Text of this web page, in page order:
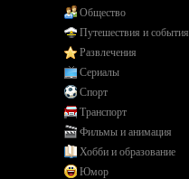
Общество
Путешествия и события
Развлечения
Сериалы
Спорт
Транспорт
Фильмы и анимация
Хобби и образование
Юмор